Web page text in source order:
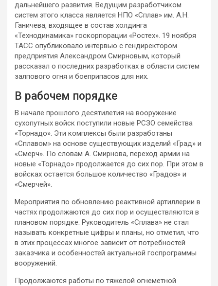
дальнейшего развития. Ведущим разработчиком
систем этого класса является НПО «Сплав» им. А.Н.
Ганичева, входящее в состав холдинга
«Технодинамика» госкорпорации «Ростех». 19 ноября
ТАСС опубликовало интервью с гендиректором
предприятия Александром Смирновым, который
рассказал о последних разработках в области систем
залпового огня и боеприпасов для них.
В рабочем порядке
В начале прошлого десятилетия на вооружение
сухопутных войск поступили новые РСЗО семейства
«Торнадо». Эти комплексы были разработаны
«Сплавом» на основе существующих изделий «Град» и
«Смерч». По словам А. Смирнова, переход армии на
новые «Торнадо» продолжается до сих пор. При этом в
войсках остается большое количество «Градов» и
«Смерчей».
Мероприятия по обновлению реактивной артиллерии в
частях продолжаются до сих пор и осуществляются в
плановом порядке. Руководитель «Сплава» не стал
называть конкретные цифры и планы, но отметил, что
в этих процессах многое зависит от потребностей
заказчика и особенностей актуальной госпрограммы
вооружений.
Продолжаются работы по тяжелой огнеметной